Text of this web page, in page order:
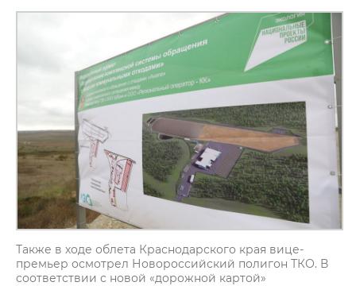
Также в ходе облета Краснодарского края вице-
премьер осмотрел Новороссийский полигон ТКО. В
соответствии с новой «дорожной картой»